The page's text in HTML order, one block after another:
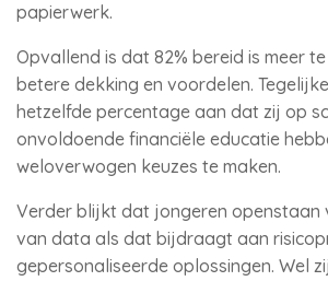
papierwerk.
Opvallend is dat 82% bereid is meer
betere dekking en voordelen.
hetzelfde percentage aan dat zij op
onvoldoende financiële educatie
weloverwogen keuzes te maken.
Verder blijkt dat jongeren openstaan
van data als dat bijdraagt aan
gepersonaliseerde oplossingen. Wel